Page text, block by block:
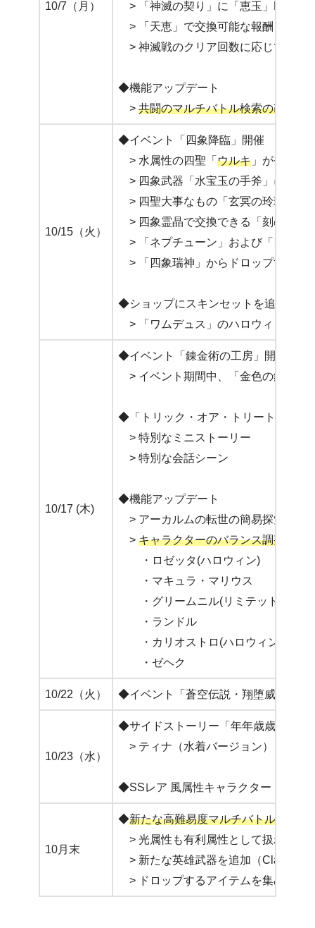
10/7（月）
> 「神滅の契り」に「恵玉」Lv4と
> 「天恵」で交換可能な報酬を追加
> 神滅戦のクリア回数に応じて獲得
◆機能アップデート
> 共闘のマルチバトル検索の改修
10/15（火）
◆イベント「四象降臨」開催
> 水属性の四聖「 ウルキ 」が登場
> 四象武器「水宝玉の手斧」に5段
> 四聖大事なもの「玄冥の玲瓏佩」
> 四象霊晶で交換できる「刻の流砂
> 「ネプチューン」および「四象瑞
> 「四象瑞神」からドロップする「
◆ショップにスキンセットを追加
> 「ワムデュス」のハロウィンバー
10/17 (木)
◆イベント「錬金術の工房」開催
> イベント期間中、「金色の錬成」
◆「トリック・オア・トリート！」キ
> 特別なミニストーリー
> 特別な会話シーン
◆機能アップデート
> アーカルムの転世の簡易探索：「
> キャラクターのバランス調整
・ロゼッタ(ハロウィン)
・マキュラ・マリウス
・グリームニル(リミテッド)
・ランドル
・カリオストロ(ハロウィン)
・ゼヘク
10/22（火） ◆イベント「蒼空伝説・翔堕威夢」復
10/23（水）
◆サイドストーリー「年年歳歳煩相似
> ティナ（水着バージョン）
◆SSレア 風属性キャラクター「アン
10月末
◆新たな高難易度マルチバトル
> 光属性も有利属性として扱われる
> 新たな英雄武器を追加（Class.V
> ドロップするアイテムを集めると